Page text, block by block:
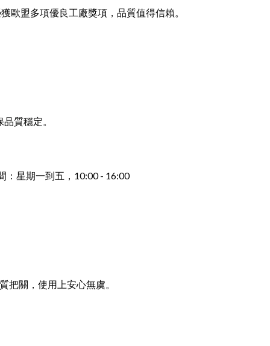
歐盟多項優良工廠獎項，品質值得信賴。
質穩定。
：星期一到五，10:00 - 16:00
關，使用上安心無虞。